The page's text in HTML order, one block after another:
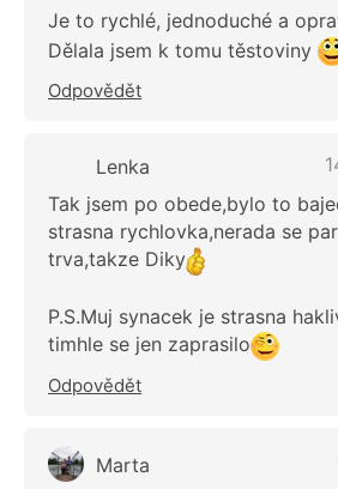
Je to rychlé, jednoduché a
Dělala jsem k tomu těstoviny
Odpovědět
Lenka
Tak jsem po obede,bylo to
strasna rychlovka,nerada se
trva,takze Diky
P.S.Muj synacek je strasna
timhle se jen zaprasilo
Odpovědět
Marta